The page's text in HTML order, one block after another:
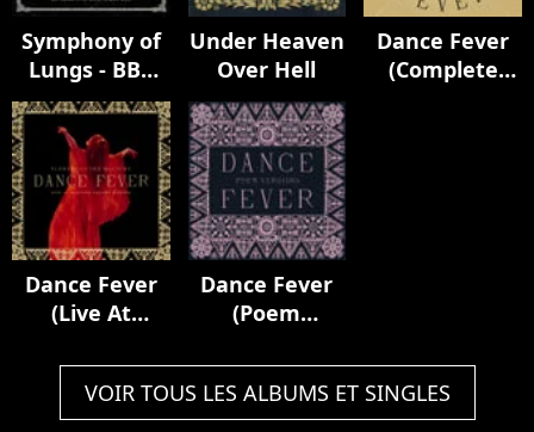
Symphony of
Lungs - BBC
Proms at the
Royal Albert
Hall
Under Heaven
Over Hell
Dance Fever
(Complete
Dance Fever
(Live At
Square
Garden)
Dance Fever
(Poem
VOIR TOUS LES ALBUMS ET SINGLES